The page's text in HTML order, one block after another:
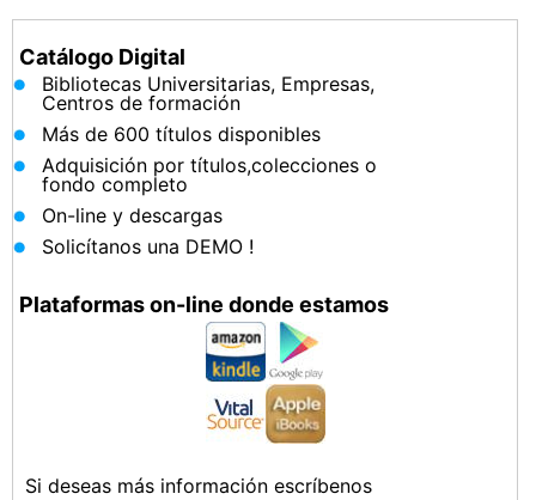
Catálogo Digital
Bibliotecas Universitarias, Empresas,
Centros de formación
Más de 600 títulos disponibles
Adquisición por títulos,colecciones o
fondo completo
On-line y descargas
Solicítanos una DEMO !
Plataformas on-line donde estamos
Si deseas más información escríbenos